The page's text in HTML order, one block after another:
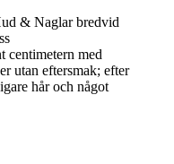
centimetern med
utan eftersmak; efter
hår och något